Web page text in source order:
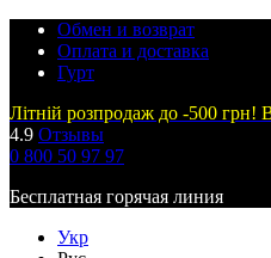
Обмен и возврат
Оплата и доставка
Гурт
Літній розпродаж до -500 грн!
4.9 Отзывы
0 800 50 97 97
Бесплатная горячая линия
Укр